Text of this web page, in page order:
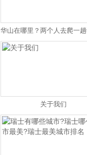
华山在哪里？两个人去爬一
概需要多少钱？
关于我们